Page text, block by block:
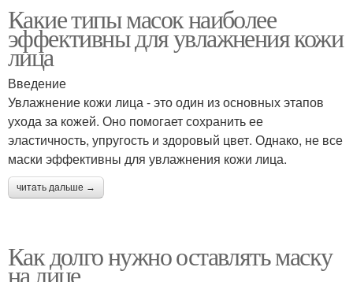
Какие типы масок наиболее
эффективны для увлажнения кожи
лица
Введение
Увлажнение кожи лица - это один из основных этапов
ухода за кожей. Оно помогает сохранить ее
эластичность, упругость и здоровый цвет. Однако, не все
маски эффективны для увлажнения кожи лица.
читать дальше →
Как долго нужно оставлять маску
на лице